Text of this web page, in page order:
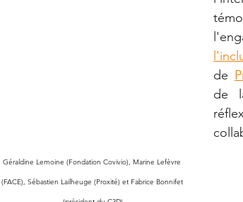
Géraldine Lemoine (Fondation Covivio), Marine Lefèvre
(FACE), Sébastien Lailheuge (Proxité) et Fabrice Bonnifet
de
de